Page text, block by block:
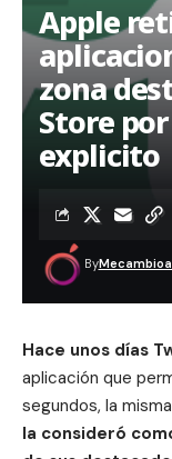
Apple
zona
Store
explicito
By
Hace unos días
aplicación que
segundos, la
la consideró